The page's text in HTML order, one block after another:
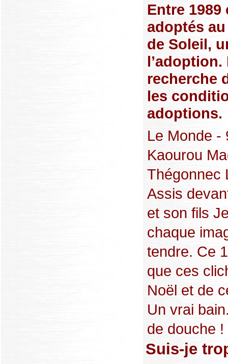
Entre
adoptés
de Soleil,
recherche
les
adoptions.
Le Monde -
Kaourou
Thégonnec
Assis
et son fils
chaque
tendre. Ce
que ces
Noël et de
Un vrai
de douche
Suis-je